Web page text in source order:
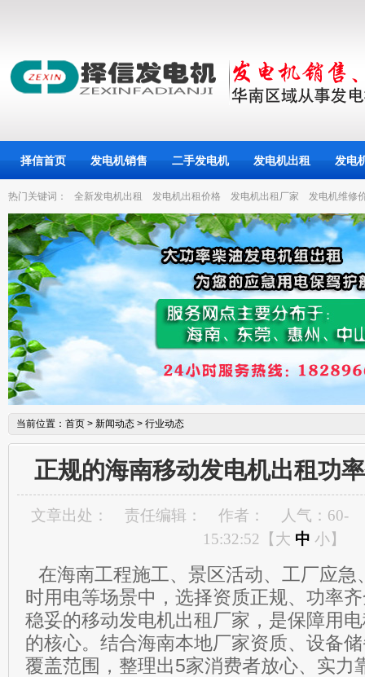
择信首页 发电机销售 二手发电机 发电机出租 发电
热门关键词： 全新发电机出租 发电机出租价格 发电机出租厂家 发电机维修
当前位置： 首页 > 新闻动态 > 行业动态
正规的海南移动发电机出租功
文章出处： 责任编辑： 作者： 人气： 60-
15:32:52【 大 中 小】
在海南工程施工、景区活动、工厂应急
时用电等场景中，选择资质正规、功率
稳妥的移动发电机出租厂家，是保障用
的核心。结合海南本地厂家资质、设备
覆盖范围，整理出5家消费者放心、实力